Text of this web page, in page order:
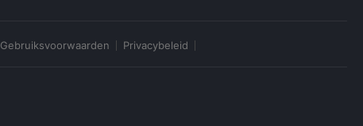
Gebruiksvoorwaarden Privacybeleid